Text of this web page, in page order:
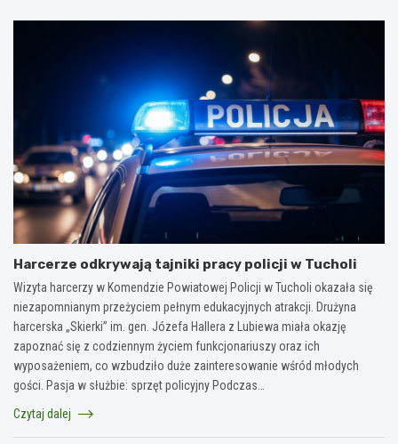
Harcerze odkrywają tajniki pracy policji w Tucholi
Wizyta harcerzy w Komendzie Powiatowej Policji w Tucholi okazała się
niezapomnianym przeżyciem pełnym edukacyjnych atrakcji. Drużyna
harcerska „Skierki” im. gen. Józefa Hallera z Lubiewa miała okazję
zapoznać się z codziennym życiem funkcjonariuszy oraz ich
wyposażeniem, co wzbudziło duże zainteresowanie wśród młodych
gości. Pasja w służbie: sprzęt policyjny Podczas…
Czytaj dalej